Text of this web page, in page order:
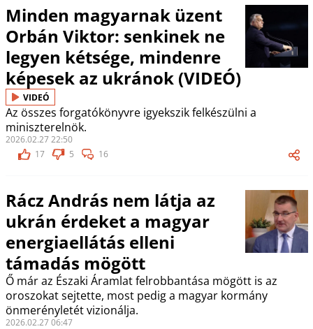
Minden magyarnak üzent
Orbán Viktor: senkinek ne
legyen kétsége, mindenre
képesek az ukránok (VIDEÓ)
VIDEÓ
Az összes forgatókönyvre igyekszik felkészülni a
miniszterelnök.
2026.02.27 22:50
17
5 16
Rácz András nem látja az
ukrán érdeket a magyar
energiaellátás elleni
támadás mögött
Ő már az Északi Áramlat felrobbantása mögött is az
oroszokat sejtette, most pedig a magyar kormány
önmerényletét vizionálja.
2026.02.27 06:47